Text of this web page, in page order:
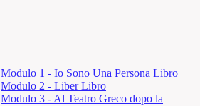
Modulo 1 - Io Sono Una Persona Libro
Modulo 2 - Liber Libro
Modulo 3 - Al Teatro Greco dopo la